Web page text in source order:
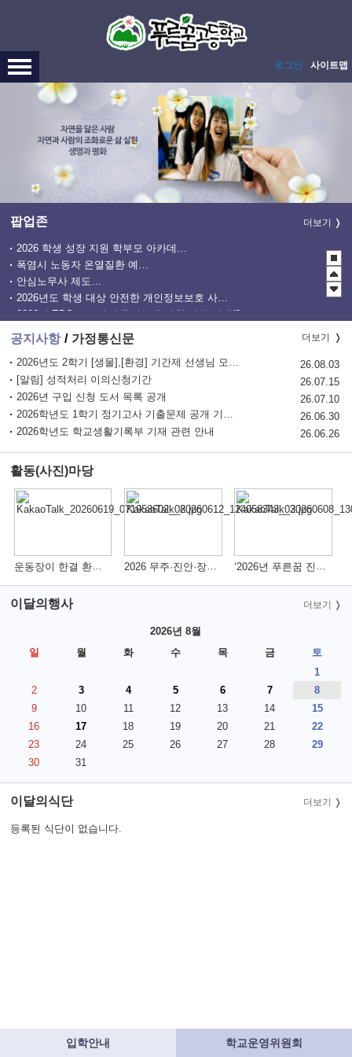
로그인 사이트맵
팝업존 더보기
청소년 도박예방 카드뉴스
2027학년도 EBS 수능연계교재 정오표 안내
관행적 부패행위 등 행동강령 위반 집중신고기간 운영
2026년 EBS 고교강의 무상교재 지원 사업 안내(2학기 2차)
2026년도 학생 대상 안전한 개인정보보호 사례 공모전
안심노무사 제도 홍보
폭염시 노동자 온열질환 예방수칙
2026 학생 성장 지원 학부모 아카데미 운영
2026 환경교육우수학교 재지정 안내
공지사항 더보기
2026년도 2학기 [생물],[환경] 기간제 선생님 모십니다.
26.08.03
[알림] 성적처리 이의신청기간
26.07.15
2026년 구입 신청 도서 목록 공개
26.07.10
2026학년도 1학기 정기고사 기출문제 공개 기간 알림
26.06.30
2026학년도 학교생활기록부 기재 관련 안내
26.06.26
가정통신문
활동(사진)마당
운동장이 한결 환해졌습니다. 2026 무주·진안·장수 함께하는 진로·진학 박람회 ‘2026년 푸른꿈 진로캠프’
이달의행사 더보기
2026년 8월
일
월 화 수 목 금
토
1
2
3 4 5 6 7
8
9
10 11 12 13 14
15
16
17 18 19 20 21
22
23
24 25 26 27 28
29
30
31
이달의식단 더보기
등록된 식단이 없습니다.
입학안내 학교운영위원회